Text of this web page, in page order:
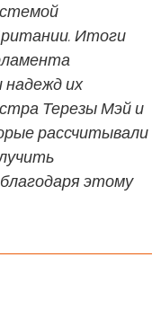
Итоги
надежд их
Терезы Мэй и
рассчитывали
этому